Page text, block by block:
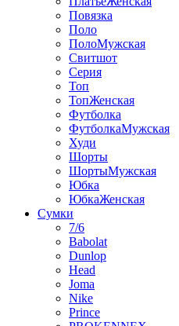
Повязка
Поло
ПолоМужская
Свитшот
Серия
Топ
ТопЖенская
Футболка
ФутболкаМужская
Худи
Шорты
ШортыМужская
Юбка
ЮбкаЖенская
Сумки
7/6
Babolat
Dunlop
Head
Joma
Nike
Prince